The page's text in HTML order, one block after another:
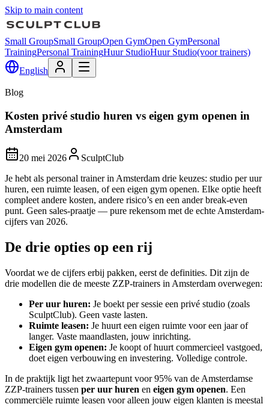
Skip to main content
Small GroupSmall GroupOpen GymOpen GymPersonal
TrainingPersonal TrainingHuur StudioHuur Studio(voor trainers)
English
Blog
Kosten privé studio huren vs eigen gym openen in
Amsterdam
20 mei 2026
SculptClub
Je hebt als personal trainer in Amsterdam drie keuzes: studio per uur
huren, een ruimte leasen, of een eigen gym openen. Elke optie heeft
compleet andere kosten, andere risico’s en een ander break-even
punt. Geen sales-praatje — pure rekensom met de echte Amsterdam-
cijfers van 2026.
De drie opties op een rij
Voordat we de cijfers erbij pakken, eerst de definities. Dit zijn de
drie modellen die de meeste ZZP-trainers in Amsterdam overwegen:
Per uur huren: Je boekt per sessie een privé studio (zoals
SculptClub). Geen vaste lasten.
Ruimte leasen: Je huurt een eigen ruimte voor een jaar of
langer. Vaste maandlasten, jouw inrichting.
Eigen gym openen: Je koopt of huurt commercieel vastgoed,
doet eigen verbouwing en investering. Volledige controle.
In de praktijk ligt het zwaartepunt voor 95% van de Amsterdamse
ZZP-trainers tussen per uur huren en eigen gym openen. Een
commerciële ruimte leasen voor alleen jouw eigen klanten is meestal